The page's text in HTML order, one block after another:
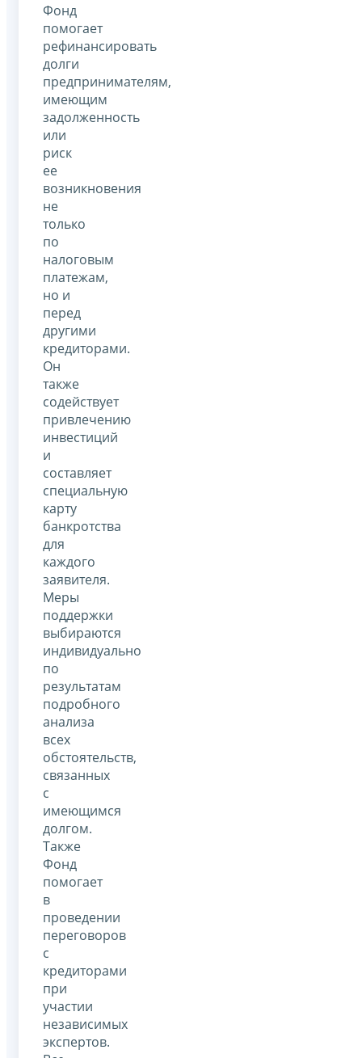
Фонд
помогает
рефинансировать
долги
предпринимателям,
имеющим
задолженность
или
риск
ее
возникновения
не
только
по
налоговым
платежам,
но и
перед
другими
кредиторами.
Он
также
содействует
привлечению
инвестиций
и
составляет
специальную
карту
банкротства
для
каждого
заявителя.
Меры
поддержки
выбираются
индивидуально
по
результатам
подробного
анализа
всех
обстоятельств,
связанных
с
имеющимся
долгом.
Также
Фонд
помогает
в
проведении
переговоров
с
кредиторами
при
участии
независимых
экспертов.